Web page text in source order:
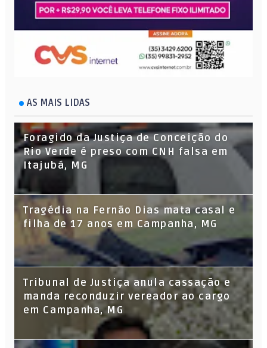
AS MAIS LIDAS
Foragido da Justiça de Conceição do
Rio Verde é preso com CNH falsa em
Itajubá, MG
Tragédia na Fernão Dias mata casal e
filha de 17 anos em Campanha, MG
Tribunal de Justiça anula cassação e
manda reconduzir vereador ao cargo
em Campanha, MG